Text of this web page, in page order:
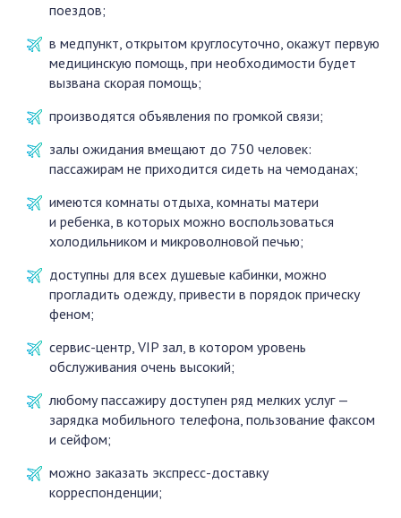
поездов;
в медпункт, открытом круглосуточно, окажут первую
медицинскую помощь, при необходимости будет
вызвана скорая помощь;
производятся объявления по громкой связи;
залы ожидания вмещают до 750 человек:
пассажирам не приходится сидеть на чемоданах;
имеются комнаты отдыха, комнаты матери
и ребенка, в которых можно воспользоваться
холодильником и микроволновой печью;
доступны для всех душевые кабинки, можно
прогладить одежду, привести в порядок прическу
феном;
сервис-центр, VIP зал, в котором уровень
обслуживания очень высокий;
любому пассажиру доступен ряд мелких услуг —
зарядка мобильного телефона, пользование факсом
и сейфом;
можно заказать экспресс-доставку
корреспонденции;